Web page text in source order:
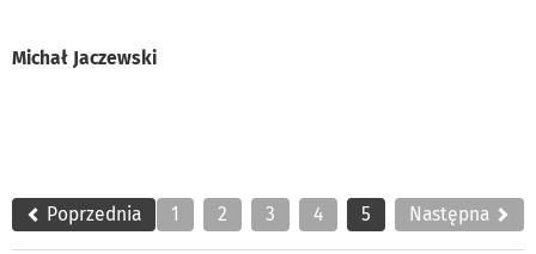
Michał Jaczewski
Poprzednia 1 2 3 4 5 Następna